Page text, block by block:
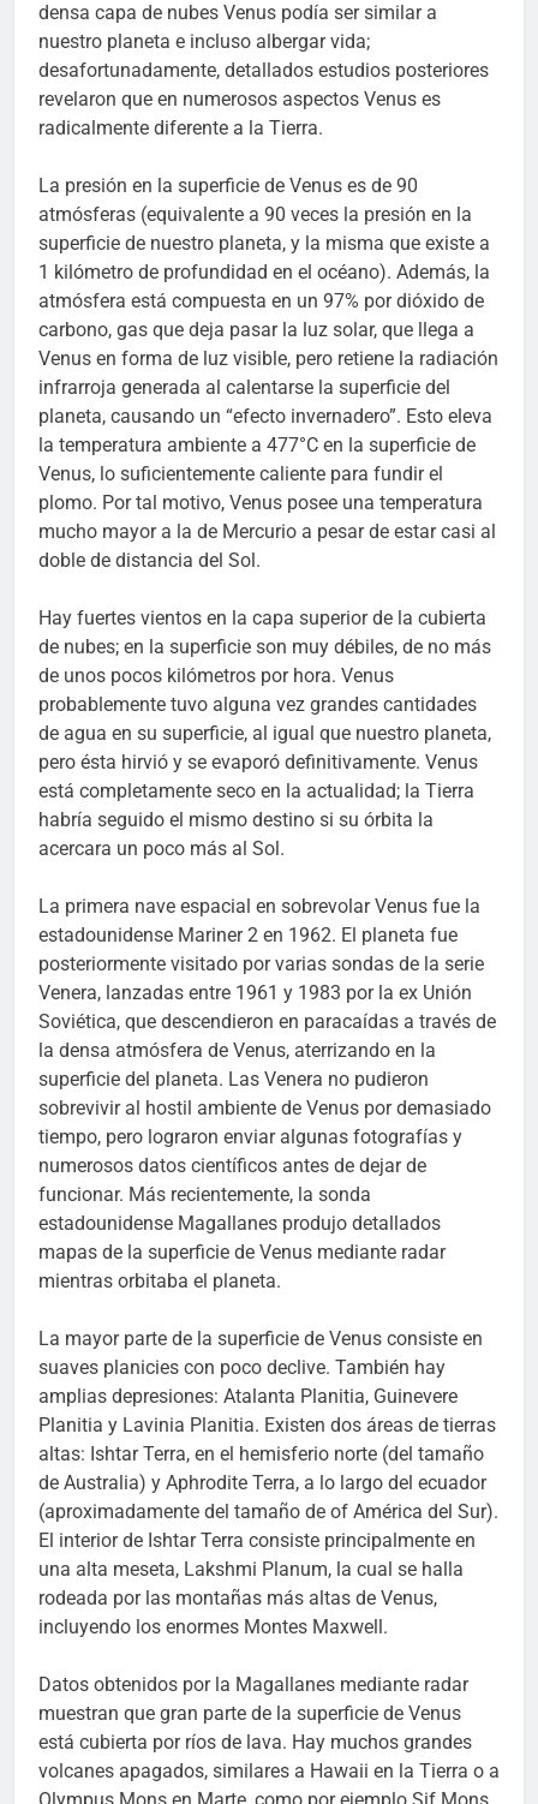
densa capa de nubes Venus podía ser similar a
nuestro planeta e incluso albergar vida;
desafortunadamente, detallados estudios posteriores
revelaron que en numerosos aspectos Venus es
radicalmente diferente a la Tierra.
La presión en la superficie de Venus es de 90
atmósferas (equivalente a 90 veces la presión en la
superficie de nuestro planeta, y la misma que existe a
1 kilómetro de profundidad en el océano). Además, la
atmósfera está compuesta en un 97% por dióxido de
carbono, gas que deja pasar la luz solar, que llega a
Venus en forma de luz visible, pero retiene la radiación
infrarroja generada al calentarse la superficie del
planeta, causando un “efecto invernadero”. Esto eleva
la temperatura ambiente a 477°C en la superficie de
Venus, lo suficientemente caliente para fundir el
plomo. Por tal motivo, Venus posee una temperatura
mucho mayor a la de Mercurio a pesar de estar casi al
doble de distancia del Sol.
Hay fuertes vientos en la capa superior de la cubierta
de nubes; en la superficie son muy débiles, de no más
de unos pocos kilómetros por hora. Venus
probablemente tuvo alguna vez grandes cantidades
de agua en su superficie, al igual que nuestro planeta,
pero ésta hirvió y se evaporó definitivamente. Venus
está completamente seco en la actualidad; la Tierra
habría seguido el mismo destino si su órbita la
acercara un poco más al Sol.
La primera nave espacial en sobrevolar Venus fue la
estadounidense Mariner 2 en 1962. El planeta fue
posteriormente visitado por varias sondas de la serie
Venera, lanzadas entre 1961 y 1983 por la ex Unión
Soviética, que descendieron en paracaídas a través de
la densa atmósfera de Venus, aterrizando en la
superficie del planeta. Las Venera no pudieron
sobrevivir al hostil ambiente de Venus por demasiado
tiempo, pero lograron enviar algunas fotografías y
numerosos datos científicos antes de dejar de
funcionar. Más recientemente, la sonda
estadounidense Magallanes produjo detallados
mapas de la superficie de Venus mediante radar
mientras orbitaba el planeta.
La mayor parte de la superficie de Venus consiste en
suaves planicies con poco declive. También hay
amplias depresiones: Atalanta Planitia, Guinevere
Planitia y Lavinia Planitia. Existen dos áreas de tierras
altas: Ishtar Terra, en el hemisferio norte (del tamaño
de Australia) y Aphrodite Terra, a lo largo del ecuador
(aproximadamente del tamaño de of América del Sur).
El interior de Ishtar Terra consiste principalmente en
una alta meseta, Lakshmi Planum, la cual se halla
rodeada por las montañas más altas de Venus,
incluyendo los enormes Montes Maxwell.
Datos obtenidos por la Magallanes mediante radar
muestran que gran parte de la superficie de Venus
está cubierta por ríos de lava. Hay muchos grandes
volcanes apagados, similares a Hawaii en la Tierra o a